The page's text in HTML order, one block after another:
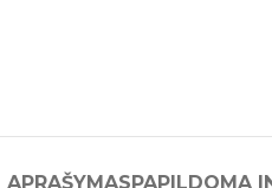
APRAŠYMASPAPILDOMA